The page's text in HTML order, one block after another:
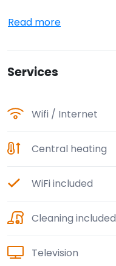
Read more
Services
Wifi / Internet
Central heating
WiFi included
Cleaning included
Television